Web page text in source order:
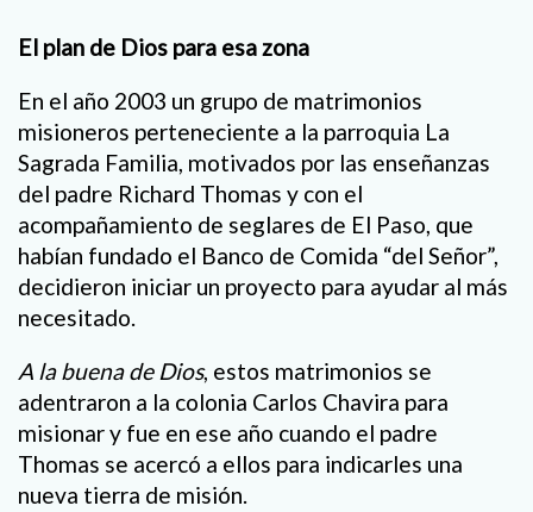
El plan de Dios para esa zona
En el año 2003 un grupo de matrimonios
misioneros perteneciente a la parroquia La
Sagrada Familia, motivados por las enseñanzas
del padre Richard Thomas y con el
acompañamiento de seglares de El Paso, que
habían fundado el Banco de Comida “del Señor”,
decidieron iniciar un proyecto para ayudar al más
necesitado.
A la buena de Dios, estos matrimonios se
adentraron a la colonia Carlos Chavira para
misionar y fue en ese año cuando el padre
Thomas se acercó a ellos para indicarles una
nueva tierra de misión.